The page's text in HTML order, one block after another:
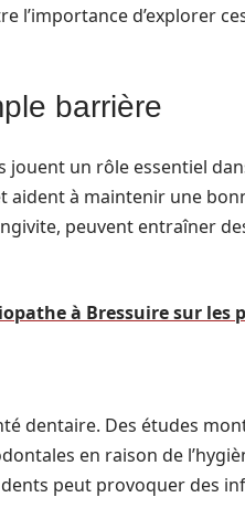
l’importance d’explorer
barrière
un rôle essentiel
aident à maintenir une
peuvent entraîner
à Bressuire sur les
dentaire. Des études
en raison de
peut provoquer des